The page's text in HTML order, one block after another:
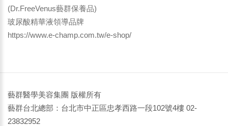
(Dr.FreeVenus藝群保養品)
玻尿酸精華液領導品牌
https://www.e-champ.com.tw/e-shop/
藝群醫學美容集團 版權所有
藝群台北總部：台北市中正區忠孝西路一段102號4樓 02-
23832952